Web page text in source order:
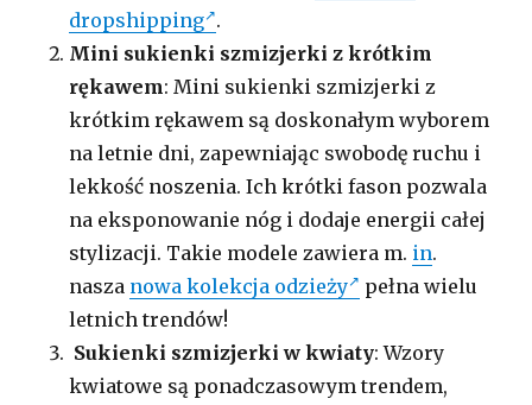
dropshipping .
Mini sukienki szmizjerki z krótkim
rękawem: Mini sukienki szmizjerki z
krótkim rękawem są doskonałym wyborem
na letnie dni, zapewniając swobodę ruchu i
lekkość noszenia. Ich krótki fason pozwala
na eksponowanie nóg i dodaje energii całej
stylizacji. Takie modele zawiera m. in.
nasza nowa kolekcja odzieży
pełna wielu
letnich trendów!
Sukienki szmizjerki w kwiaty: Wzory
kwiatowe są ponadczasowym trendem,